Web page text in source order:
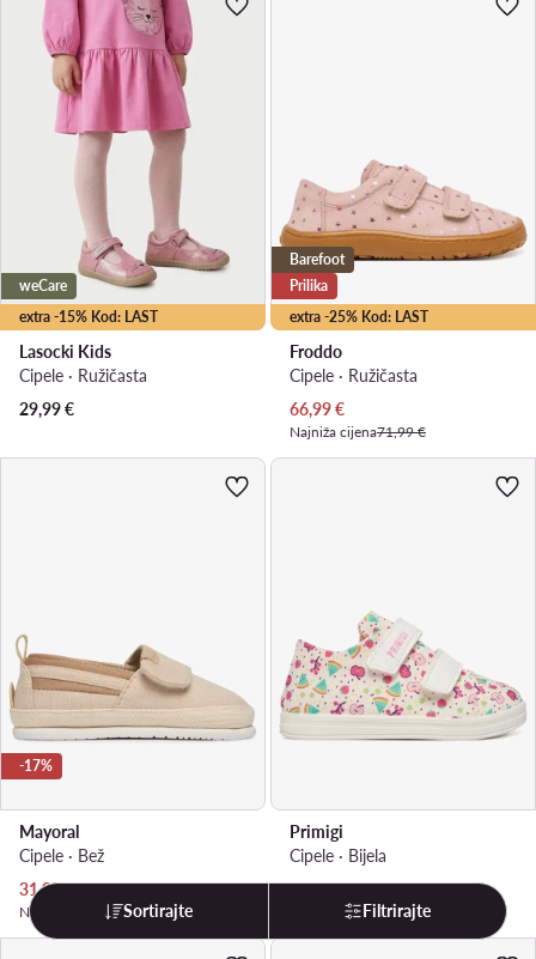
extra -15% Kod: LAST
weCare
Lasocki Kids
Cipele · Ružičasta
29,99€
extra -25% Kod: LAST
Barefoot
Prilika
Froddo
Cipele · Ružičasta
Trenutna cijena
66,99€
Najniža cijena71,99 €
-17%
Mayoral
Cipele · Bež
Trenutna cijena
31,99€
Najniža cijena38,99 €
Primigi
Cipele · Bijela
32,99€
Sortirajte
Filtrirajte